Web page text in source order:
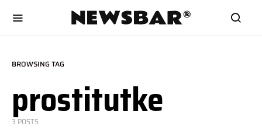
BROWSING TAG
prostitutke
3 POSTS